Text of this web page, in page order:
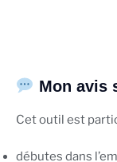
Mon avis
Cet outil est
débutes dans